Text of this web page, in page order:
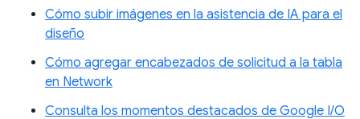
Cómo subir imágenes en la asistencia de IA para el
diseño
Cómo agregar encabezados de solicitud a la tabla
en Network
Consulta los momentos destacados de Google I/O